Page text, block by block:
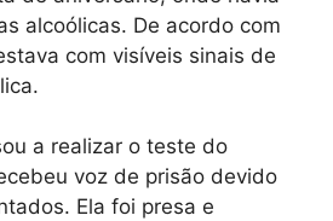
alcoólicas. De acordo com
com visíveis sinais de
a realizar o teste do
voz de prisão devido
Ela foi presa e